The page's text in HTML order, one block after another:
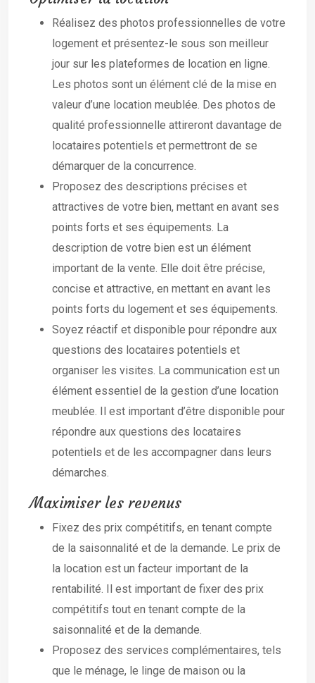
Réalisez des photos professionnelles de votre
logement et présentez-le sous son meilleur
jour sur les plateformes de location en ligne.
Les photos sont un élément clé de la mise en
valeur d’une location meublée. Des photos de
qualité professionnelle attireront davantage de
locataires potentiels et permettront de se
démarquer de la concurrence.
Proposez des descriptions précises et
attractives de votre bien, mettant en avant ses
points forts et ses équipements. La
description de votre bien est un élément
important de la vente. Elle doit être précise,
concise et attractive, en mettant en avant les
points forts du logement et ses équipements.
Soyez réactif et disponible pour répondre aux
questions des locataires potentiels et
organiser les visites. La communication est un
élément essentiel de la gestion d’une location
meublée. Il est important d’être disponible pour
répondre aux questions des locataires
potentiels et de les accompagner dans leurs
démarches.
Maximiser les revenus
Fixez des prix compétitifs, en tenant compte
de la saisonnalité et de la demande. Le prix de
la location est un facteur important de la
rentabilité. Il est important de fixer des prix
compétitifs tout en tenant compte de la
saisonnalité et de la demande.
Proposez des services complémentaires, tels
que le ménage, le linge de maison ou la